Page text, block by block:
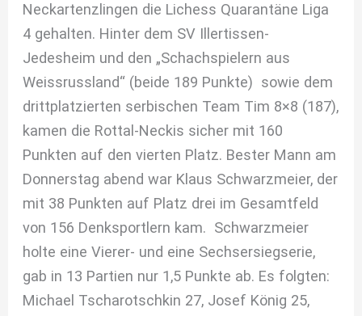
Neckartenzlingen die Lichess Quarantäne Liga
4 gehalten. Hinter dem SV Illertissen-
Jedesheim und den „Schachspielern aus
Weissrussland“ (beide 189 Punkte) sowie dem
drittplatzierten serbischen Team Tim 8×8 (187),
kamen die Rottal-Neckis sicher mit 160
Punkten auf den vierten Platz. Bester Mann am
Donnerstag abend war Klaus Schwarzmeier, der
mit 38 Punkten auf Platz drei im Gesamtfeld
von 156 Denksportlern kam. Schwarzmeier
holte eine Vierer- und eine Sechsersiegserie,
gab in 13 Partien nur 1,5 Punkte ab. Es folgten:
Michael Tscharotschkin 27, Josef König 25,